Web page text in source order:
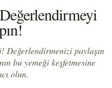
Değerlendirmenizi paylaşın
bu yemeği keşfetmesine
olun.